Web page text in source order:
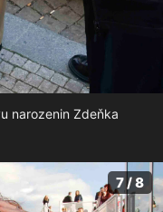
narozenin Zdeňka
7 / 8